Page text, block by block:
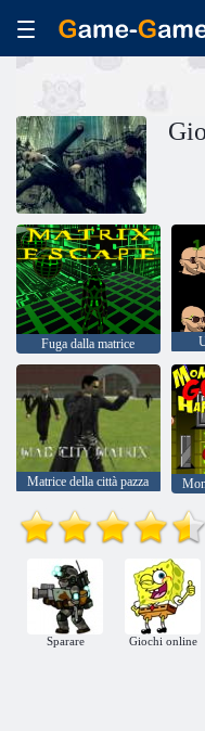
Fuga dalla matrice
Matrice della città pazza
Sparare Giochi online